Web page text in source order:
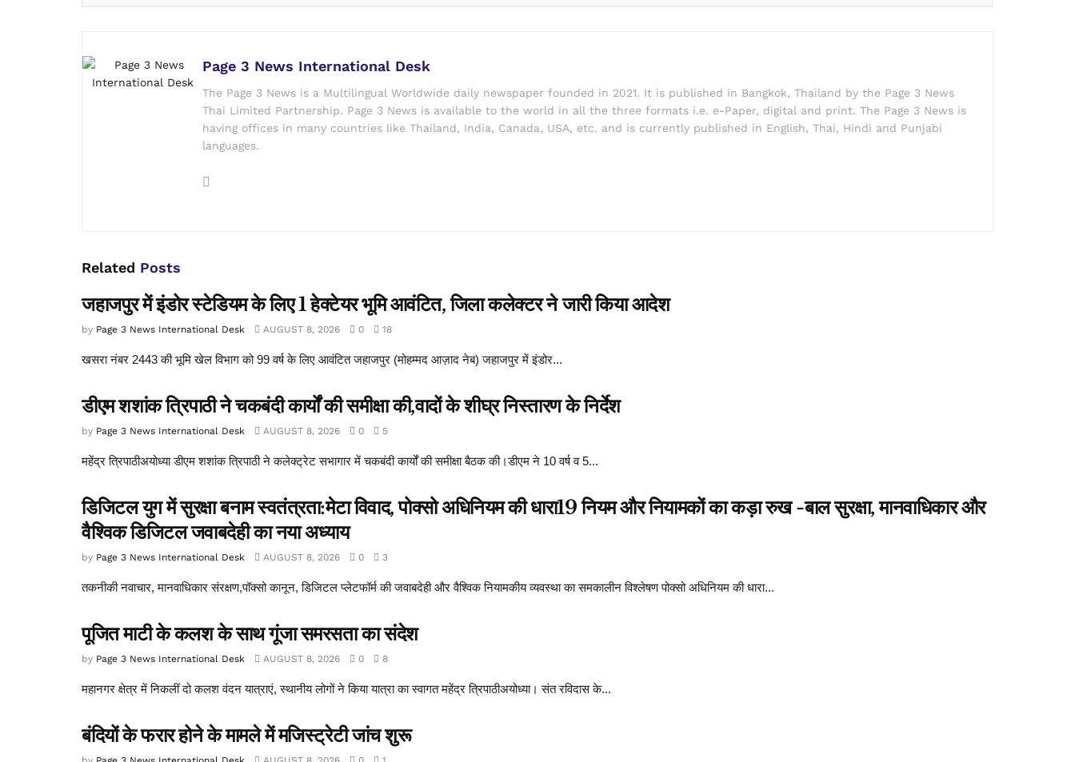
Page 3 News International Desk
The Page 3 News is a Multilingual Worldwide daily newspaper founded in 2021. It is published in Bangkok, Thailand by the Page 3 News
Thai Limited Partnership. Page 3 News is available to the world in all the three formats i.e. e-Paper, digital and print. The Page 3 News is
having offices in many countries like Thailand, India, Canada, USA, etc. and is currently published in English, Thai, Hindi and Punjabi
languages.
Related Posts
जहाजपुर में इंडोर स्टेडियम के लिए 1 हेक्टेयर भूमि आवंटित, जिला कलेक्टर ने जारी किया आदेश
by Page 3 News International Desk AUGUST 8, 2026 0 18
खसरा नंबर 2443 की भूमि खेल विभाग को 99 वर्ष के लिए आवंटित जहाजपुर (मोहम्मद आज़ाद नेब) जहाजपुर में इंडोर...
डीएम शशांक त्रिपाठी ने चकबंदी कार्यों की समीक्षा की,वादों के शीघ्र निस्तारण के निर्देश
by Page 3 News International Desk AUGUST 8, 2026 0 5
महेंद्र त्रिपाठीअयोध्या डीएम शशांक त्रिपाठी ने कलेक्ट्रेट सभागार में चकबंदी कार्यों की समीक्षा बैठक की।डीएम ने 10 वर्ष व 5...
डिजिटल युग में सुरक्षा बनाम स्वतंत्रता:मेटा विवाद, पोक्सो अधिनियम की धारा19 नियम और नियामकों का कड़ा रुख -बाल सुरक्षा, मानवाधिकार और
वैश्विक डिजिटल जवाबदेही का नया अध्याय
by Page 3 News International Desk AUGUST 8, 2026 0 3
तकनीकी नवाचार, मानवाधिकार संरक्षण,पॉक्सो कानून, डिजिटल प्लेटफॉर्म की जवाबदेही और वैश्विक नियामकीय व्यवस्था का समकालीन विश्लेषण पोक्सो अधिनियम की धारा...
पूजित माटी के कलश के साथ गूंजा समरसता का संदेश
by Page 3 News International Desk AUGUST 8, 2026 0 8
महानगर क्षेत्र में निकलीं दो कलश वंदन यात्राएं, स्थानीय लोगों ने किया यात्रा का स्वागत महेंद्र त्रिपाठीअयोध्या। संत रविदास के...
बंदियों के फरार होने के मामले में मजिस्ट्रेटी जांच शुरू